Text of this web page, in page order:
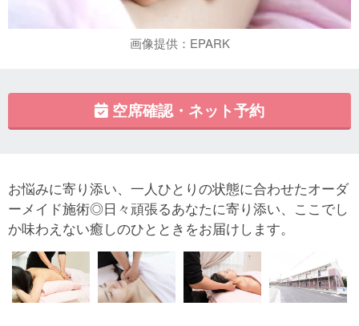
画像提供：EPARK
空席確認・ネット予約
お悩みに寄り添い、一人ひとりの状態に合わせたオーダ
ーメイド施術◎日々頑張るあなたに寄り添い、ここでし
か味わえない癒しのひとときをお届けします。